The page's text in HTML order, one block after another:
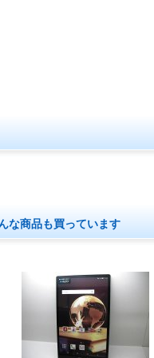
な商品も買っています